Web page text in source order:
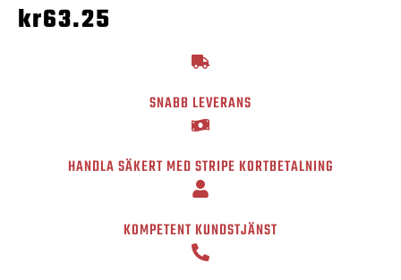
kr63.25
SNABB LEVERANS
HANDLA SÄKERT MED STRIPE KORTBETALNING
KOMPETENT KUNDSTJÄNST